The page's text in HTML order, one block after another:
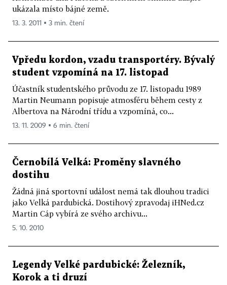
ukázala místo bájné země.
13. 3. 2011 ▪ 3 min. čtení
Vpředu kordon, vzadu transportéry. Bývalý
student vzpomíná na 17. listopad
Účastník studentského průvodu ze 17. listopadu 1989
Martin Neumann popisuje atmosféru během cesty z
Albertova na Národní třídu a vzpomíná, co...
13. 11. 2009 ▪ 6 min. čtení
Černobílá Velká: Proměny slavného
dostihu
Žádná jiná sportovní událost nemá tak dlouhou tradici
jako Velká pardubická. Dostihový zpravodaj iHNed.cz
Martin Cáp vybírá ze svého archivu...
5. 10. 2010
Legendy Velké pardubické: Železník,
Korok a ti druzí